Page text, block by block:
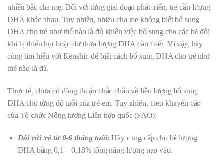
nhiều bậc cha mẹ. Đối với từng giai đoạn phát triển, trẻ cần lượng
DHA khác nhau. Tuy nhiên, nhiều cha mẹ không biết bổ sung
DHA cho trẻ như thế nào là đủ khiến việc bổ sung cho các bé đôi
khi bị thiếu hụt hoặc dư thừa lượng DHA cần thiết. Vì vậy, hãy
cùng tìm hiểu với Kenshin để biết cách bổ sung DHA cho trẻ như
thế nào là đủ.
Thực tế, chưa có đồng thuận chắc chắn về liều lượng bổ sung
DHA cho từng độ tuổi của trẻ em. Tuy nhiên, theo khuyến cáo
của Tổ chức Nông lương Liên hợp quốc (FAO):
Đối với trẻ từ 0-6 tháng tuổi:Hãy cung cấp cho bé lượng
DHA bằng 0,1 – 0,18% tổng năng lượng nạp vào.